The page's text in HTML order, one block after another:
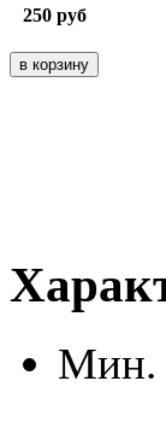
250 руб
Мин.